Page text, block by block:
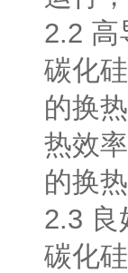
2.2 高
碳化
的换
热效
的换
2.3 良
碳化